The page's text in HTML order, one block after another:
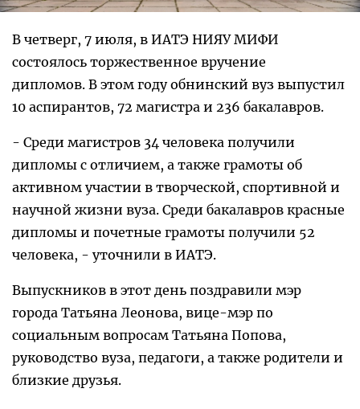
В четверг, 7 июля, в ИАТЭ НИЯУ МИФИ
состоялось торжественное вручение
дипломов. В этом году обнинский вуз выпустил
10 аспирантов, 72 магистра и 236 бакалавров.
- Среди магистров 34 человека получили
дипломы с отличием, а также грамоты об
активном участии в творческой, спортивной и
научной жизни вуза. Среди бакалавров красные
дипломы и почетные грамоты получили 52
человека, - уточнили в ИАТЭ.
Выпускников в этот день поздравили мэр
города Татьяна Леонова, вице-мэр по
социальным вопросам Татьяна Попова,
руководство вуза, педагоги, а также родители и
близкие друзья.